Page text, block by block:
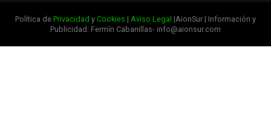
Política de Privacidad y Cookies | Aviso Legal |AionSur | Información y
Publicidad: Fermín Cabanillas- info@aionsur.com